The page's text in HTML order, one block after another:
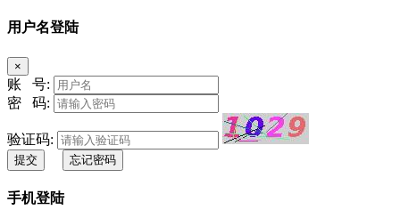
用户名登陆
×
账 号:
密 码:
验证码:
提交 忘记密码
手机登陆